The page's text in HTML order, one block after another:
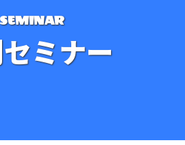
SEMINAR
ミナー